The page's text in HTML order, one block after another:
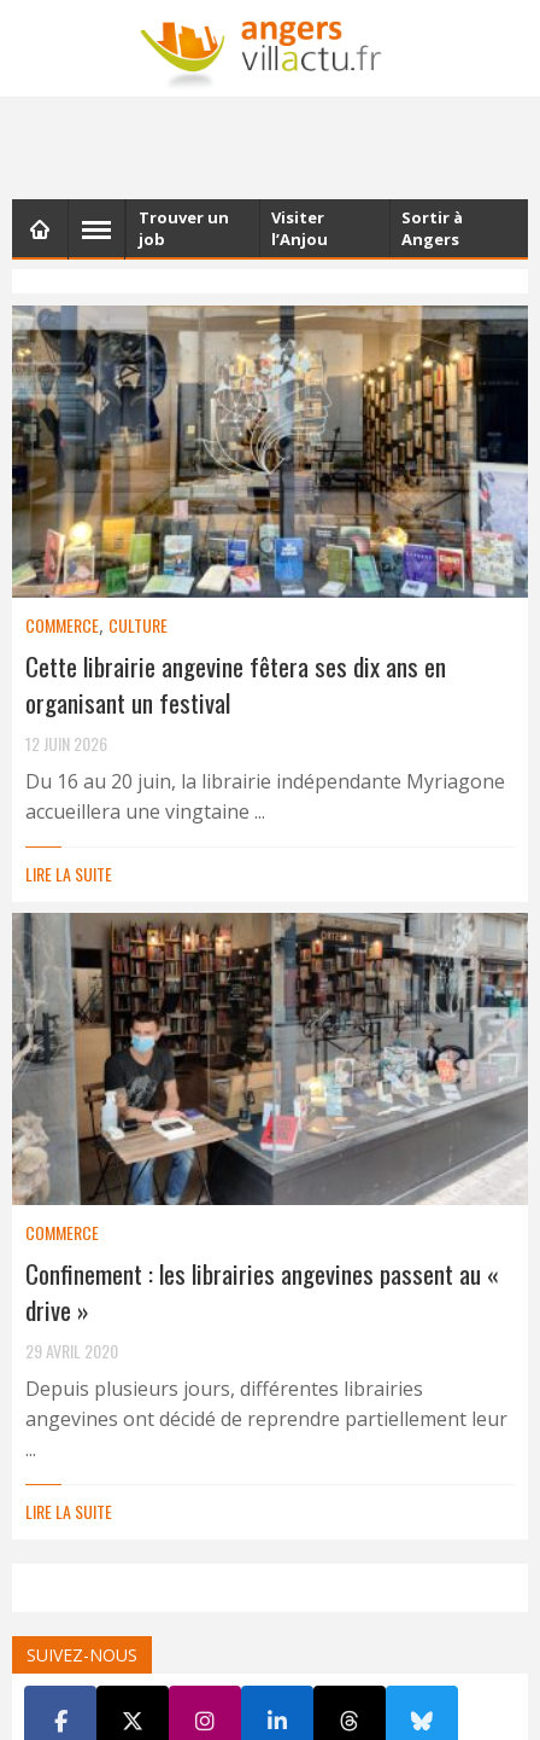
NEWSLETTER
Les dernières actualités d'Angers, chaque vendredi dans
Trouver un
job
Visiter
l’Anjou
Sortir à
Angers
COMMERCE, CULTURE
Cette librairie angevine fêtera ses dix ans en
organisant un festival
12 JUIN 2026
Du 16 au 20 juin, la librairie indépendante Myriagone
accueillera une vingtaine ...
LIRE LA SUITE
COMMERCE
Confinement : les librairies angevines passent au «
drive »
29 AVRIL 2020
Depuis plusieurs jours, différentes librairies
angevines ont décidé de reprendre partiellement leur
...
LIRE LA SUITE
SUIVEZ-NOUS